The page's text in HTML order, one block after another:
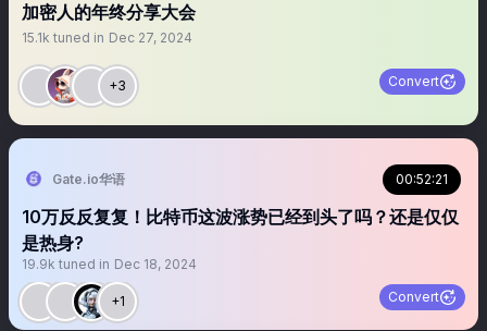
加密人的年终分享大会
15.1k tuned in Dec 27, 2024
+3 Convert
Gate.io华语 00:52:21
10万反反复复！比特币这波涨势已经到头了吗？还是仅仅
是热身?
19.9k tuned in Dec 18, 2024
+1 Convert